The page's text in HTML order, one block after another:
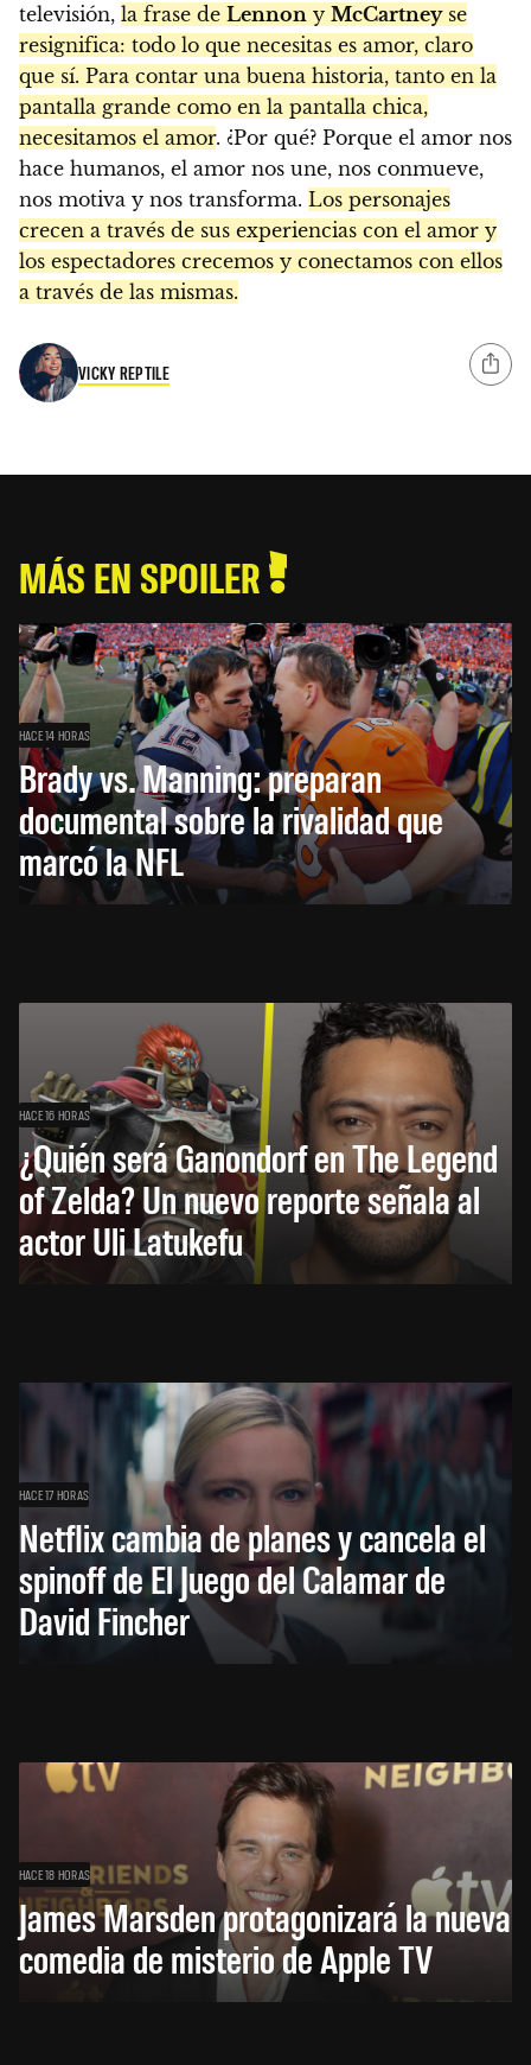
televisión, la frase de Lennon y McCartneyse
resignifica: todo lo que necesitas es amor, claro
que sí. Para contar una buena historia, tanto en la
pantalla grande como en la pantalla chica,
necesitamos el amor. ¿Por qué? Porque el amor nos
hace humanos, el amor nos une, nos conmueve,
nos motiva y nos transforma. Los personajes
crecen a través de sus experiencias con el amor y
los espectadores crecemos y conectamos con ellos
a través de las mismas.
VICKY REPTILE
MÁS EN SPOILER
HACE 14 HORAS
Brady vs. Manning: preparan
documental sobre la rivalidad que
marcó la NFL
HACE 16 HORAS
¿Quién será Ganondorf en The Legend
of Zelda? Un nuevo reporte señala al
actor Uli Latukefu
HACE 17 HORAS
Netflix cambia de planes y cancela el
spinoff de El Juego del Calamar de
David Fincher
HACE 18 HORAS
James Marsden protagonizará la nueva
comedia de misterio de Apple TV